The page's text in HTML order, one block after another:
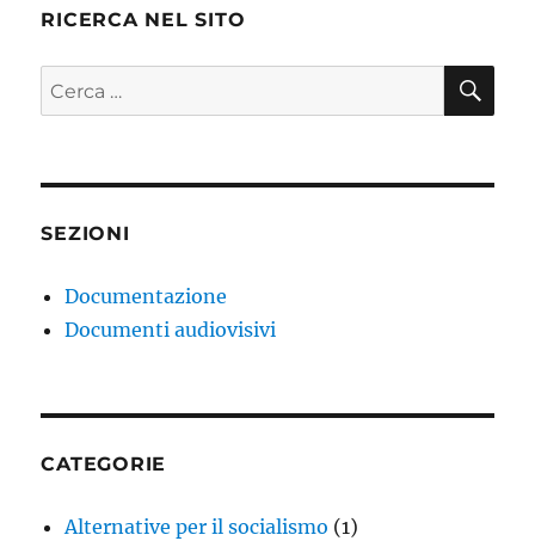
RICERCA NEL SITO
Cerca:
SEZIONI
Documentazione
Documenti audiovisivi
CATEGORIE
Alternative per il socialismo (1)